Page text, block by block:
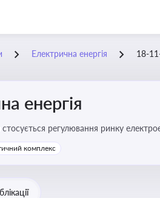
Електрична енергія 18-
енергія
регулювання ринку
комплекс